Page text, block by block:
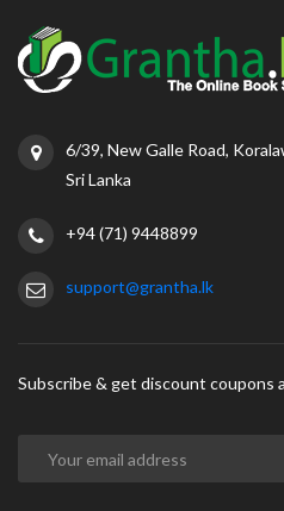
6/39, New Galle Road,
Sri Lanka
+94 (71) 9448899
support@grantha.lk
Subscribe & get discount coupons